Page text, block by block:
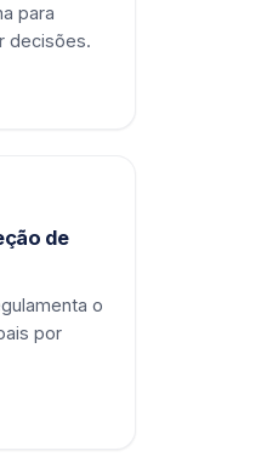
para
decisões.
de
o
por